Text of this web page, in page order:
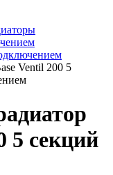
Ventil 200 5
5 секций